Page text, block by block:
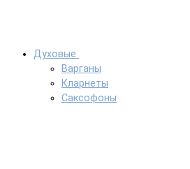
Духовые
Варганы
Кларнеты
Саксофоны